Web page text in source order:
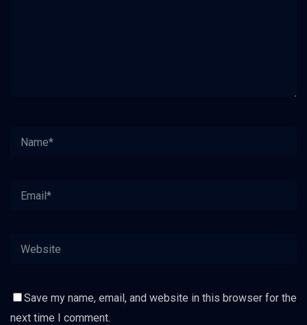
Save my name, email, and website in this browser for the
next time I comment.